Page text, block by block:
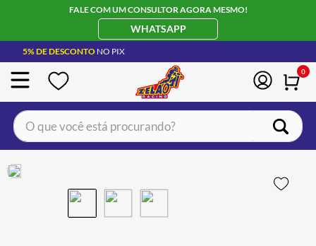
FALE COM UM CONSULTOR AGORA MESMO!
WHATSAPP
5% DE DESCONTO NO PIX
0
O que você está procurando?
BOTA